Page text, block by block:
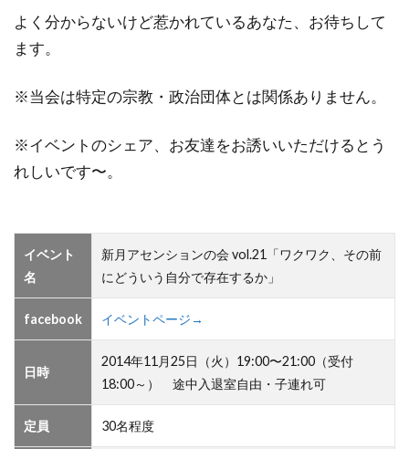
よく分からないけど惹かれているあなた、お待ちして
ます。
※当会は特定の宗教・政治団体とは関係ありません。
※イベントのシェア、お友達をお誘いいただけるとう
れしいです〜。
イベント
名
新月アセンションの会 vol.21「ワクワク、その前
にどういう自分で存在するか」
facebook イベントページ→
日時
2014年11月25日（火）19:00〜21:00（受付
18:00～） 途中入退室自由・子連れ可
定員 30名程度